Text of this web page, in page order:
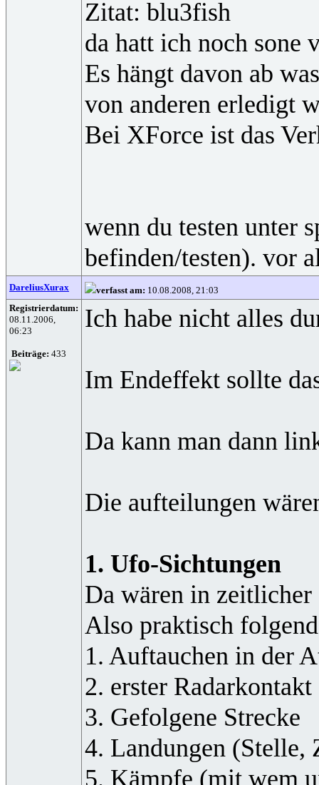
Zitat: blu3fish
da hatt ich noch sone
Es hängt davon ab
von anderen erledigt
Bei XForce ist das
wenn du testen unter
befinden/testen). vor
DareliusXurax verfasst am: 10.08.2008, 21:03
Registrierdatum:
08.11.2006,
06:23
Beiträge: 433
Ich habe nicht alles
Im Endeffekt sollte
Da kann man dann
Die aufteilungen
1. Ufo-Sichtungen
Da wären in zeitlicher
Also praktisch
1. Auftauchen in der
2. erster Radarkontakt
3. Gefolgene Strecke
4. Landungen (Stelle,
5. Kämpfe (mit wem